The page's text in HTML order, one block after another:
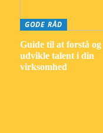
GODE RÅD
Guide til at forstå og
udvikle talent i din
virksomhed